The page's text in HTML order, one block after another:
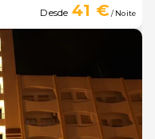
Desde 41 €/ Noite